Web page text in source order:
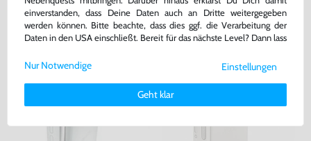
DAS HABEN ANDERE DAZU
GEKAUFT
einverstanden, dass Deine Daten auch an Dritte weitergegeben
werden können. Bitte beachte, dass dies ggf. die Verarbeitung der
Daten in den USA einschließt. Bereit für das nächste Level? Dann lass
Weitere Informationen zu den von uns verwendeten Cookies und
Deinen Rechten als Nutzer findest Du in unsererDaten­schutz­
Impressum.
Einstellungen
Geht klar
Nur Notwendige